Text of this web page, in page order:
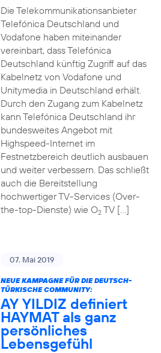
Die Telekommunikationsanbieter
Telefónica Deutschland und
Vodafone haben miteinander
vereinbart, dass Telefónica
Deutschland künftig Zugriff auf das
Kabelnetz von Vodafone und
Unitymedia in Deutschland erhält.
Durch den Zugang zum Kabelnetz
kann Telefónica Deutschland ihr
bundesweites Angebot mit
Highspeed-Internet im
Festnetzbereich deutlich ausbauen
und weiter verbessern. Das schließt
auch die Bereitstellung
hochwertiger TV-Services (Over-
the-top-Dienste) wie O2TV […]
07. Mai 2019
NEUE KAMPAGNE FÜR DIE DEUTSCH-
TÜRKISCHE COMMUNITY:
AY YILDIZ definiert
HAYMAT als ganz
persönliches
Lebensgefühl